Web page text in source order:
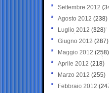
Settembre 2012
Agosto 2012 (238)
Luglio 2012 (328)
Giugno 2012 (287)
Maggio 2012 (258)
Aprile 2012 (218)
Marzo 2012 (255)
Febbraio 2012